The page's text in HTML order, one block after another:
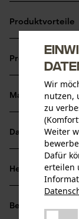
Produktvorteile
Jobman
Weiches
In Strick-
Aktivitätstyp
Angeln,
Altersgruppe
Erwachsener
Material & Pflege
Material
Materialart
Baumwolle
Datenblätter
Jobman Texet
BOX 42
Bewertungen
Wir
nutzen,
zu
Weiter
Dafür
erteilen
Es